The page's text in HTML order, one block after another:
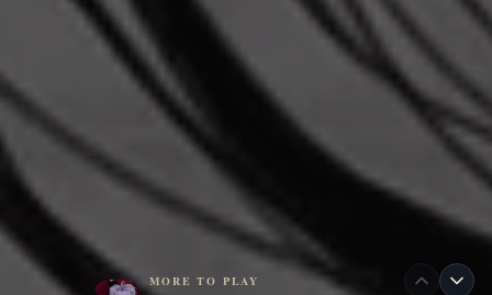
MORE TO PLAY